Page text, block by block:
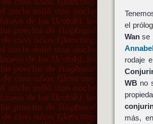
el
Wanse
rodaje
WBno
más,